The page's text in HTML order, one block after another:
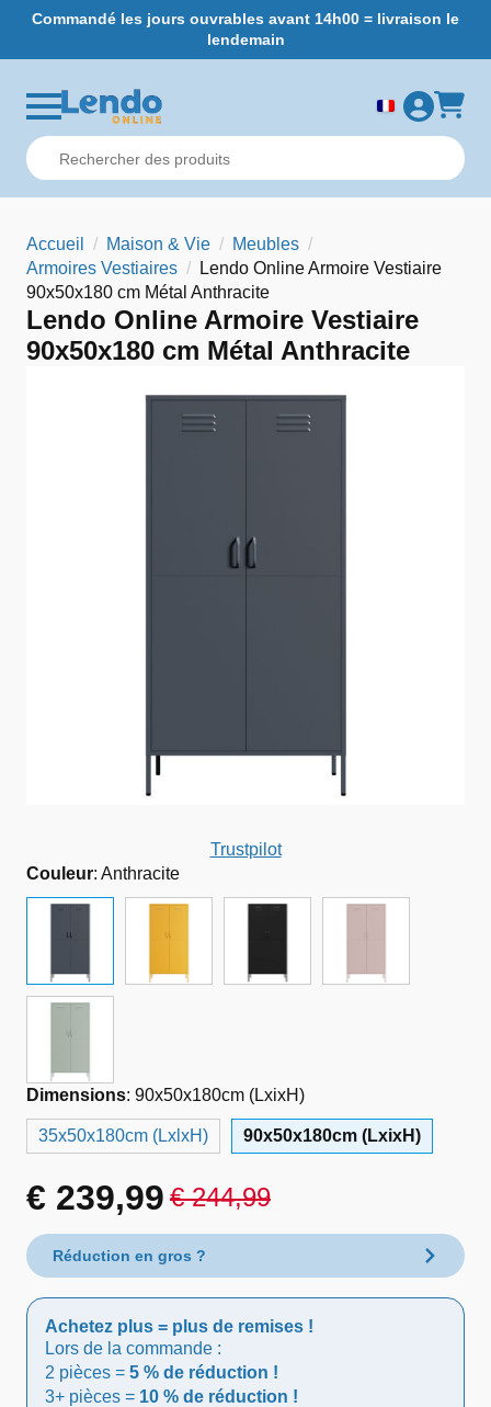
Commandé les jours ouvrables avant 14h00 = livraison le
lendemain
Accueil Maison & Vie
Meubles
Armoires Vestiaires
Lendo Online Armoire Vestiaire
90x50x180 cm Métal Anthracite
Lendo Online Armoire Vestiaire
90x50x180 cm Métal Anthracite
Trustpilot
Couleur: Anthracite
Dimensions: 90x50x180cm (LxixH)
35x50x180cm (LxlxH) 90x50x180cm (LxixH)
€244,99
Le
prix
initial
était :
€ 244,99.
€ 239,99
Le
prix
actuel
est :
€ 239,99.
Réduction en gros ?
Achetez plus = plus de remises !
Lors de la commande :
2 pièces = 5 % de réduction !
3+ pièces = 10 % de réduction !